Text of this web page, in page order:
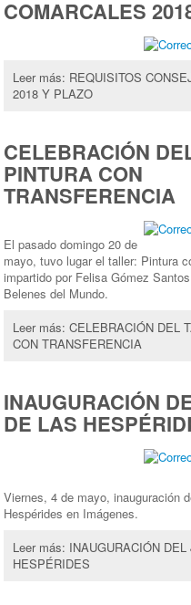
COMARCALES
Leer más: REQUISITOS
2018 Y PLAZO
CELEBRACIÓN
PINTURA CON
TRANSFERENCIA
El pasado domingo 20 de
mayo, tuvo lugar el taller: Pintura
impartido por Felisa Gómez
Belenes del Mundo.
Leer más: CELEBRACIÓN DEL
CON TRANSFERENCIA
INAUGURACIÓN
DE LAS
Viernes, 4 de mayo, inauguración
Hespérides en Imágenes.
Leer más: INAUGURACIÓN
HESPÉRIDES